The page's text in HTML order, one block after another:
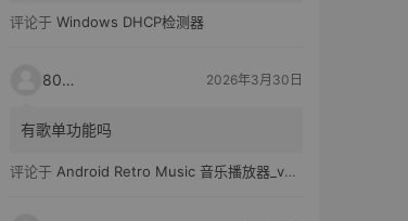
评论于 Windows DHCP检测器
80521 2026年3月30日
有歌单功能吗
评论于 Android Retro Music 音乐播放器_v6.6.0